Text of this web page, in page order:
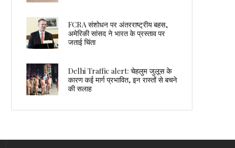
FCRA संशोधन पर अंतरराष्ट्रीय बहस,
अमेरिकी सांसद ने भारत के प्रस्ताव पर
जताई चिंता
Delhi Traffic alert: चेहलुम जुलूस के
कारण कई मार्ग प्रभावित, इन रास्तों से बचने
की सलाह